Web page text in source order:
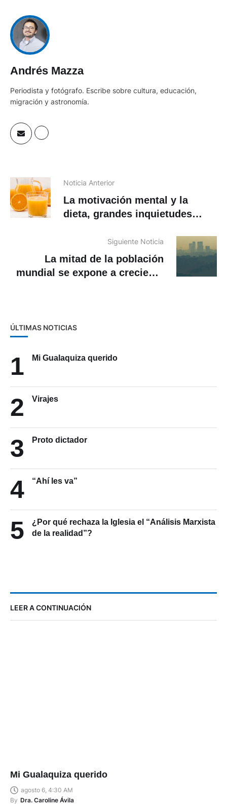
Andrés Mazza
Periodista y fotógrafo. Escribe sobre cultura, educación,
migración y astronomía.
Noticia Anterior
La motivación mental y la
dieta, grandes inquietudes
Siguiente Noticia
La mitad de la población
mundial se expone a creciente
ÚLTIMAS NOTICIAS
1 Mi Gualaquiza querido
2 Virajes
3 Proto dictador
4 “Ahí les va”
5
¿Por qué rechaza la Iglesia el “Análisis Marxista
de la realidad”?
LEER A CONTINUACIÓN
Mi Gualaquiza querido
agosto 6, 4:30 AM
By Dra. Caroline Ávila